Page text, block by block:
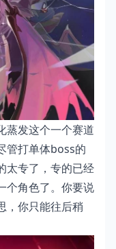
蒸发这个一个赛道
管打单体boss的
太专了，专的已经
个角色了。你要说
，你只能往后稍